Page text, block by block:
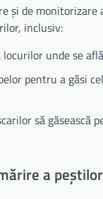
și de monitorizare
inclusiv:
unde se
pentru a găsi
să găsească
a peștilor